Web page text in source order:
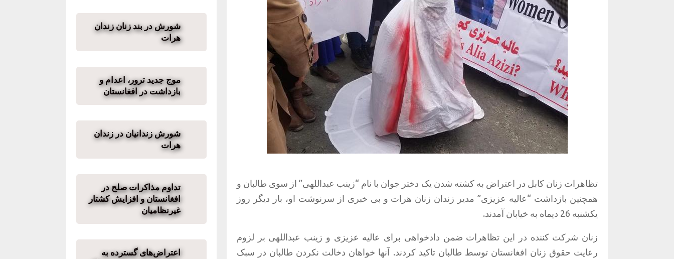
تظاهرات زنان کابل در اعتراض به کشته شدن یک دختر جوان با نام “زینب عبداللهی” از سوی طالبان و
همچنین بازداشت “عالیه عزیزی” مدیر زندان زنان هرات و بی خبری از سرنوشت او، بار دیگر روز
یکشنبه 26 دیماه به خیابان آمدند.
زنان شرکت کننده در این تظاهرات ضمن دادخواهی برای عالیه عزیزی و زینب عبداللهی بر لزوم
رعایت حقوق زنان افغانستان توسط طالبان تاکید کردند. آنها خواهان دخالت نکردن طالبان در سبک
شورش در بند زنان زندان
هرات
موج جدید ترور، اعدام و
بازداشت‌‌ در افغانستان
شورش زندانیان در زندان
هرات
تداوم مذاکرات صلح در
افغانستان و افزایش کشتار
غیرنظامیان
اعتراض‌های گسترده به